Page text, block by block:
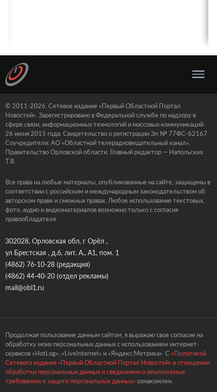
© 2011-2026, Сетевое издание «Первый Областной Портал
Новостей». Зарегистрировано в Федеральной службе по надзору в
сфере связи, информационных технологий и массовых коммуникаций
26 июня 2015 года. Свидетельство о регистрации Эл № 77ФС-62167.
Соучредители: АО «Областной телерадиовещательный канал»,
Правительство Орловской области. Главный редактор — Напольских
Т.В.
Все права на любые материалы, опубликованные на сайте, защищены в
соответствии с российским и международным законодательством об
авторском праве и смежных правах. Любое использование текстовых,
фото, аудио и видеоматериалов возможно только с согласия
правообладателя.
302028, Орловская обл, г Орёл ,
ул Брестская , д.6, лит. А., А1, пом. 1
(4862) 76-10-28(редакция)
(4862) 44-40-20(отдел рекламы)
mail@obl1.ru
Продолжая пользование данным сайтом, я выражаю свое согласие на
обработку моих персональных данных с использованием интернет-
сервисов «HotLog», «LiveInternet» и «Яндекс.Метрика». С «Политикой
Сетевого издания «Первый Областной Портал Новостей» в отношении
обработки персональных данных и сведениями о реализуемых
требованиях к защите персональных данных» ознакомлен.